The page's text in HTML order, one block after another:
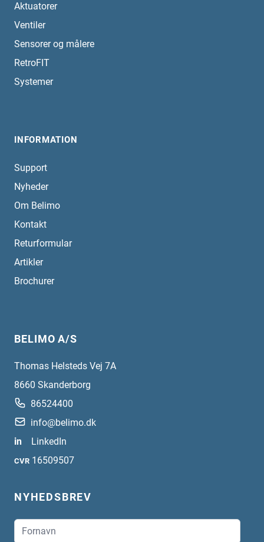
Aktuatorer
Ventiler
Sensorer og målere
RetroFIT
Systemer
INFORMATION
Support
Nyheder
Om Belimo
Kontakt
Returformular
Artikler
Brochurer
BELIMO A/S
Thomas Helsteds Vej 7A
8660 Skanderborg
86524400
info@belimo.dk
in
LinkedIn
CVR 16509507
NYHEDSBREV